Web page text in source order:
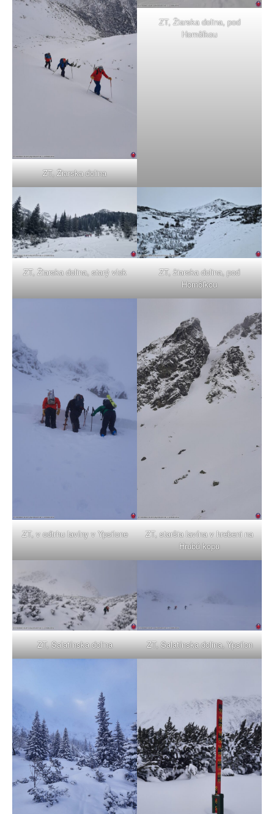
ZT, Žiarska dolina
ZT, Žiarska dolina, pod
Homôľkou
ZT, Žiarska dolina, starý vlek
ZT, žiarska dolina, pod
Homôľkou
ZT, v odtrhu lavíny v Ypsilone
ZT, staršia lavína v hrebeni na
Hrubú kopu
ZT, Salatínska dolina ZT, Salatínska dolina, Ypsilon